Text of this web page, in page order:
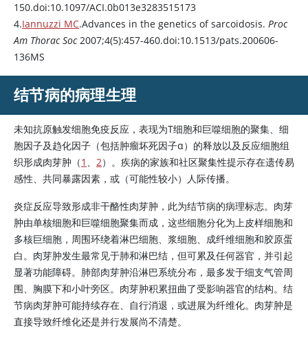
150.doi:10.1097/ACI.0b013e3283515173
4.Iannuzzi MC.Advances in the genetics of sarcoidosis. Proc
Am Thorac Soc2007;4(5):457-460.doi:10.1513/pats.200606-
136MS
结节病的病理生理
未知抗原触发细胞免疫反应，表现为T细胞和巨噬细胞的聚集、细
胞因子及趋化因子（包括肿瘤坏死因子α）的释放以及反应细胞组
织形成肉芽肿（1 、 2）。疾病的家族和社区聚集性提示存在遗传易
感性、共同暴露因素，或（可能性较小）人际传播。
炎症反应导致形成非干酪性肉芽肿，此为结节病的病理标志。肉芽
肿由单核细胞和巨噬细胞聚集而成，这些细胞分化为上皮样细胞和
多核巨细胞，周围环绕着淋巴细胞、浆细胞、成纤维细胞和胶原蛋
白。肉芽肿发生最常见于肺和淋巴结，但可累及任何器官，并引起
显著功能障碍。肺部肉芽肿沿淋巴系统分布，最多发于细支气管周
围、胸膜下和小叶旁区。肉芽肿积累扭曲了受影响器官的结构。结
节病肉芽肿可能持续存在、自行消退，或进展为纤维化。肉芽肿是
直接导致纤维化还是并行发展尚不清楚。